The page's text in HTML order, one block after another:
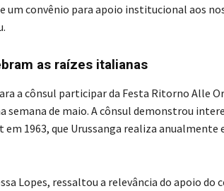
convênio para apoio institucional aos
as raízes italianas
a cônsul participar da Festa Ritorno Alle
semana de maio. A cônsul demonstrou
1963, que Urussanga realiza anualmente
Lopes, ressaltou a relevância do apoio